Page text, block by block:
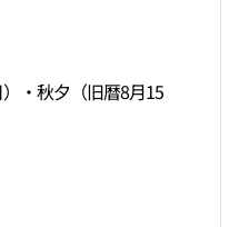
・秋夕（旧暦8月15